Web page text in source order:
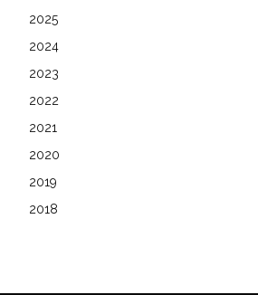
2025
2024
2023
2022
2021
2020
2019
2018